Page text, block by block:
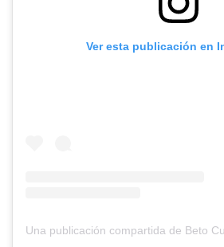
Ver esta publicación en